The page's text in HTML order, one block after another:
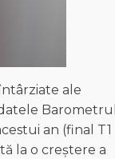
ale
an (final T1
la o creștere a